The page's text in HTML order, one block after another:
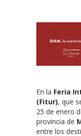
En la Feria
(Fitur), que
25 de enero
provincia de
entre los